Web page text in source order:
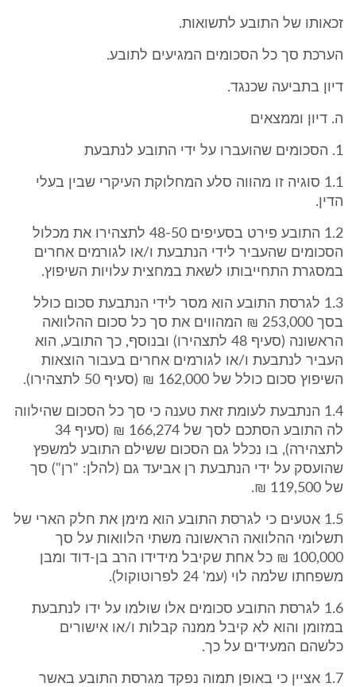
זכאותו של התובע לתשואות.
הערכת סך כל הסכומים המגיעים לתובע.
דיון בתביעה שכנגד.
ה. דיון וממצאים
1. הסכומים שהועברו על ידי התובע לנתבעת
1.1 סוגיה זו מהווה סלע המחלוקת העיקרי שבין בעלי
הדין.
1.2 התובע פירט בסעיפים 48-50 לתצהירו את מכלול
הסכומים שהעביר לידי הנתבעת ו/או לגורמים אחרים
במסגרת התחייבותו לשאת במחצית עלויות השיפוץ.
1.3 לגרסת התובע הוא מסר לידי הנתבעת סכום כולל
בסך 253,000 ₪ המהווים את סך כל סכום ההלוואה
הראשונה (סעיף 48 לתצהירו) ובנוסף, כך התובע, הוא
העביר לנתבעת ו/או לגורמים אחרים בעבור הוצאות
השיפוץ סכום כולל של 162,000 ₪ (סעיף 50 לתצהירו).
1.4 הנתבעת לעומת זאת טענה כי סך כל הסכום שהילווה
לה התובע הסתכם לסך של 166,274 ₪ (סעיף 34
לתצהירה), בו נכלל גם הסכום ששילם התובע למשפץ
שהועסק על ידי הנתבעת רן אביעד גם (להלן: "רן") סך
של 119,500 ₪.
1.5 אטעים כי לגרסת התובע הוא מימן את חלק הארי של
תשלומי ההלוואה הראשונה משתי הלוואות על סך
100,000 ₪ כל אחת שקיבל מידידו הרב בן-דוד ומבן
משפחתו שלמה לוי (עמ' 24 לפרוטוקול).
1.6 לגרסת התובע סכומים אלו שולמו על ידו לנתבעת
במזומן והוא לא קיבל ממנה קבלות ו/או אישורים
כלשהם המעידים על כך.
1.7 אציין כי באופן תמוה נפקד מגרסת התובע באשר